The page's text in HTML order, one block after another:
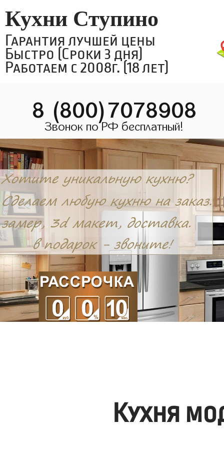
Кухни Ступино
Гарантия лучшей цены
Быстро (Сроки 3 дня)
Работаем с 2008г. (18 лет)
8 (800)7078908
Звонок по РФ бесплатный!
Кухня